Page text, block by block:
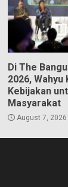
Di The
2026,
Kebijakan
Masyarakat
August 7, 2026